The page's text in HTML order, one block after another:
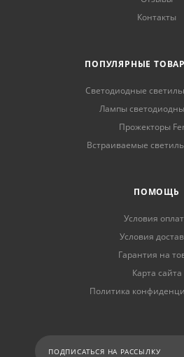
Контакты
ПОПУЛЯРНЫЕ
Светодиодные
Лампы
Прожекторы
Встраиваемые
ПОМОЩЬ
Условия
Условия
Гарантия на
Карта сайта
Политика
ПОДПИСАТЬСЯ НА РАССЫЛКУ